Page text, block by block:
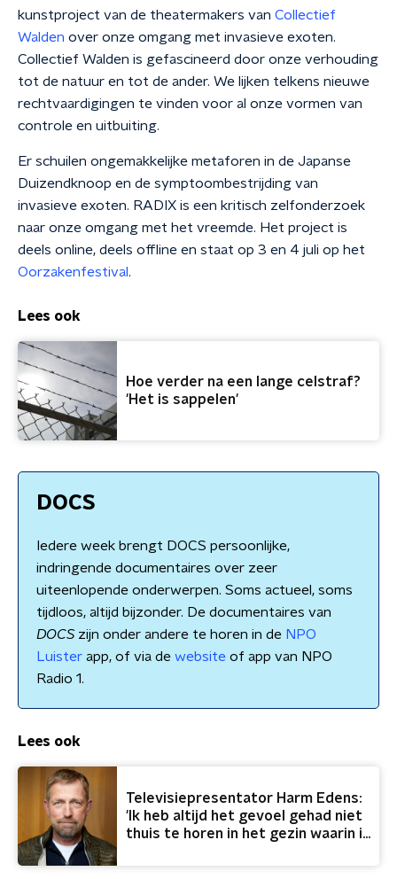
kunstproject van de theatermakers van Collectief
Walden over onze omgang met invasieve exoten.
Collectief Walden is gefascineerd door onze verhouding
tot de natuur en tot de ander. We lijken telkens nieuwe
rechtvaardigingen te vinden voor al onze vormen van
controle en uitbuiting.
Er schuilen ongemakkelijke metaforen in de Japanse
Duizendknoop en de symptoombestrijding van
invasieve exoten. RADIX is een kritisch zelfonderzoek
naar onze omgang met het vreemde. Het project is
deels online, deels offline en staat op 3 en 4 juli op het
Oorzakenfestival .
Lees ook
Hoe verder na een lange celstraf?
'Het is sappelen'
DOCS
Iedere week brengt DOCS persoonlijke,
indringende documentaires over zeer
uiteenlopende onderwerpen. Soms actueel, soms
tijdloos, altijd bijzonder. De documentaires van
DOCSzijn onder andere te horen in de NPO
Luister app, of via de website of app van NPO
Radio 1.
Lees ook
Televisiepresentator Harm Edens:
'Ik heb altijd het gevoel gehad niet
thuis te horen in het gezin waarin ik